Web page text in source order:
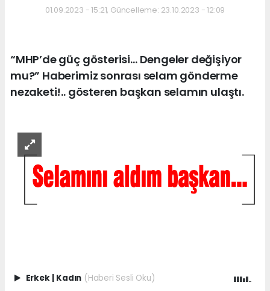
01.09.2023 - 15:21, Güncelleme: 23.10.2023 - 12:09
“MHP’de güç gösterisi… Dengeler değişiyor
mu?” Haberimiz sonrası selam gönderme
nezaketi!.. gösteren başkan selamın ulaştı.
Erkek Kadın (Haberi Sesli Oku)